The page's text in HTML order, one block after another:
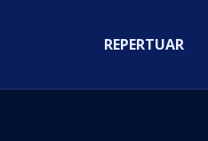
REPERTUAR